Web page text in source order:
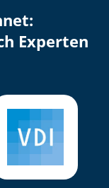
Experten